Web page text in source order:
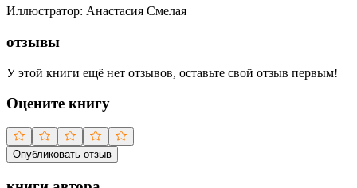
Иллюстратор: Анастасия Смелая
отзывы
У этой книги ещё нет отзывов, оставьте свой отзыв первым!
Оцените книгу
Опубликовать отзыв